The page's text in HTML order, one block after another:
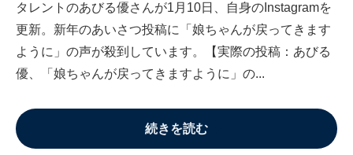
タレントのあびる優さんが1月10日、自身のInstagramを
更新。新年のあいさつ投稿に「娘ちゃんが戻ってきます
ように」の声が殺到しています。【実際の投稿：あびる
優、「娘ちゃんが戻ってきますように」の...
続きを読む